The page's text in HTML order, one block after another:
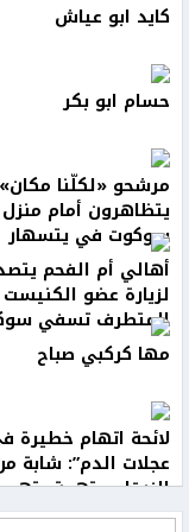
كايد ابو عياش
حسام ابو بكر
مرشحو «لكلّنا مكان»
يتظاهرون أمام
سوكوت في يتسهار
أهالي أم الفحم
لزيارة عضو الكنيست
المتطرف تسفي
مها كركبي صباح
لائحة اتهام خطيرة
عجلات الدم”: شابة
الزرقاء متهمة
مركبات استُخدمت